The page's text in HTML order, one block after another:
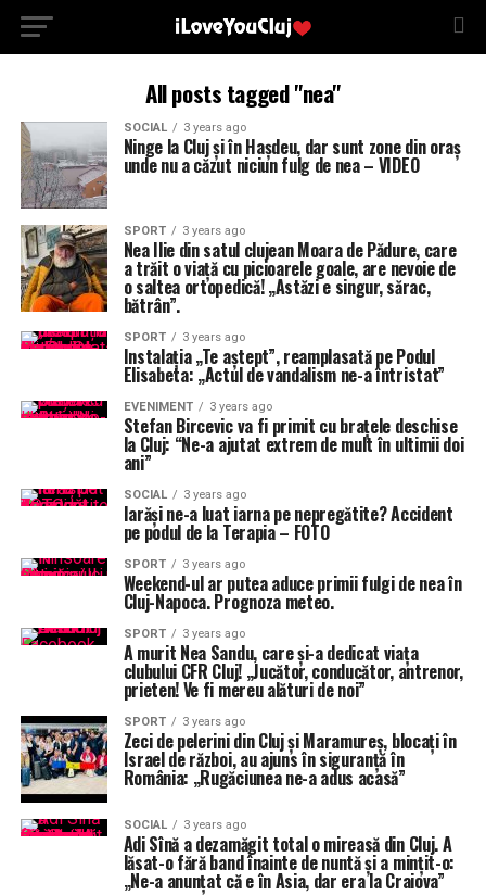
All posts tagged "nea"
SOCIAL 3 years ago
Ninge la Cluj și în Hașdeu, dar sunt zone din oraș
unde nu a căzut niciun fulg de nea – VIDEO
SPORT 3 years ago
Nea Ilie din satul clujean Moara de Pădure, care
a trăit o viață cu picioarele goale, are nevoie de
o saltea ortopedică! „Astăzi e singur, sărac,
bătrân”.
SPORT 3 years ago
Instalația „Te aștept”, reamplasată pe Podul
Elisabeta: „Actul de vandalism ne-a întristat”
EVENIMENT 3 years ago
Stefan Bircevic va fi primit cu brațele deschise
la Cluj: “Ne-a ajutat extrem de mult în ultimii doi
ani”
SOCIAL 3 years ago
Iarăși ne-a luat iarna pe nepregătite? Accident
pe podul de la Terapia – FOTO
SPORT 3 years ago
Weekend-ul ar putea aduce primii fulgi de nea în
Cluj-Napoca. Prognoza meteo.
SPORT 3 years ago
A murit Nea Sandu, care și-a dedicat viața
clubului CFR Cluj! „Jucător, conducător, antrenor,
prieten! Ve fi mereu alături de noi”
SPORT 3 years ago
Zeci de pelerini din Cluj și Maramureș, blocați în
Israel de război, au ajuns în siguranță în
România: „Rugăciunea ne-a adus acasă”
SOCIAL 3 years ago
Adi Sînă a dezamăgit total o mireasă din Cluj. A
lăsat-o fără band înainte de nuntă și a mințit-o:
„Ne-a anunțat că e în Asia, dar era la Craiova”